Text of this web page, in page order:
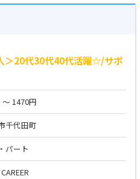
＞20代30代40代活躍☆/サポ
1470円
千代田町
パート